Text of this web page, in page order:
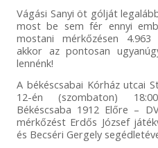
Vágási Sanyi öt gólját
most be sem fér ennyi
mostani mérkőzésen
akkor az pontosan
lennénk!
A békéscsabai Kórház utcai
12-én (szombaton)
Békéscsaba 1912 Előre –
mérkőzést Erdős József
és Becséri Gergely